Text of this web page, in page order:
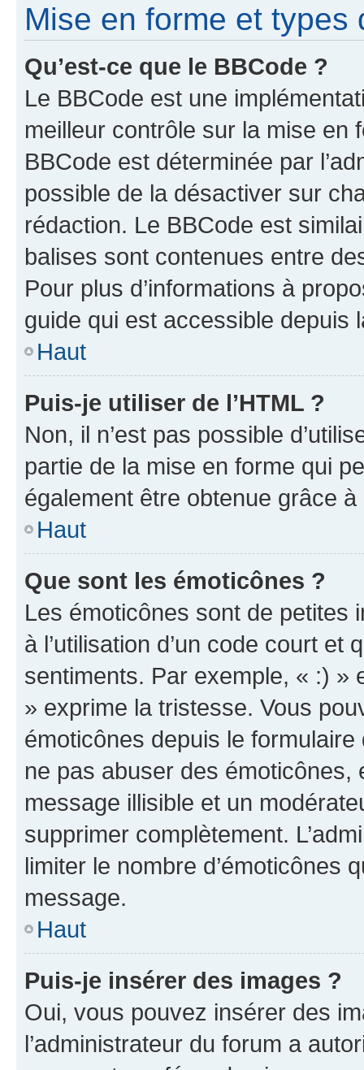
Mise en forme et types
Qu’est-ce que le BBCode ?
Le BBCode est une
meilleur contrôle sur la mise en
BBCode est déterminée par
possible de la désactiver sur
rédaction. Le BBCode est
balises sont contenues entre
Pour plus d’informations à
guide qui est accessible depuis
Haut
Puis-je utiliser de l’HTML ?
Non, il n’est pas possible
partie de la mise en forme qui
également être obtenue grâce à
Haut
Que sont les émoticônes ?
Les émoticônes sont de petites
à l’utilisation d’un code court et
sentiments. Par exemple, « :) »
» exprime la tristesse. Vous
émoticônes depuis le
ne pas abuser des
message illisible et un
supprimer complètement.
limiter le nombre d’émoticônes
message.
Haut
Puis-je insérer des images ?
Oui, vous pouvez insérer des
l’administrateur du forum a